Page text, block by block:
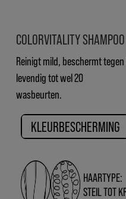
COLORVITALITY SHAMPOO
Reinigt mild, beschermt
levendig tot wel 20
wasbeurten.
KLEURBESCHERMING
HAARTYPE:
STEIL TOT